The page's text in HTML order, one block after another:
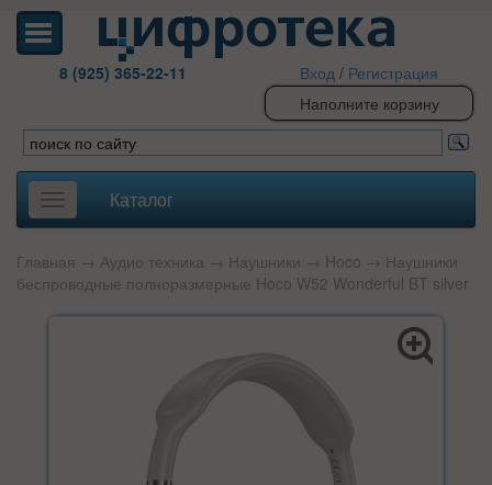
8 (925) 365-22-11 Вход / Регистрация
Наполните корзину
Toggle
navigation
Каталог
Главная → Аудио техника → Наушники → Hoco → Наушники
беспроводные полноразмерные Hoco W52 Wonderful BT silver